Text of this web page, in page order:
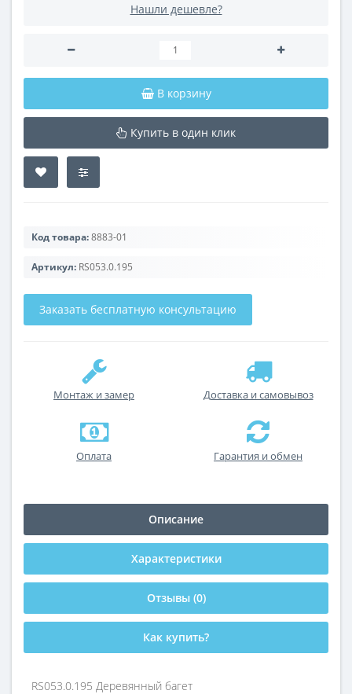
Нашли дешевле?
В корзину
Купить в один клик
Код товара:8883-01
Артикул: RS053.0.195
Заказать бесплатную консультацию
Монтаж и замер Доставка и самовывоз
Оплата Гарантия и обмен
Описание
Характеристики
Отзывы (0)
Как купить?
RS053.0.195 Деревянный багет